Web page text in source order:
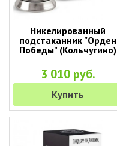
Никелированный
подстаканник "Орден
Победы" (Кольчугино)
3 010 руб.
Купить